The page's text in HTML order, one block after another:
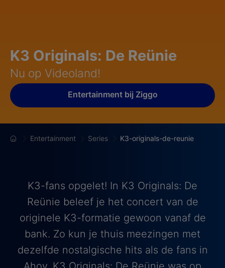
K3 Originals: De Reünie
Nu op Videoland!
Entertainment bij Ziggo
Entertainment Series K3-originals-de-reunie
K3-fans opgelet! In K3 Originals: De
Reünie beleef je het concert van de
originele K3-formatie gewoon vanaf de
bank. Zo kun je thuis meezingen met
dezelfde nostalgische hits als de fans in